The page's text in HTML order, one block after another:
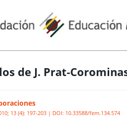
de J. Prat-
13 (4): 197-203 | DOI: 10.33588/fem.134.574